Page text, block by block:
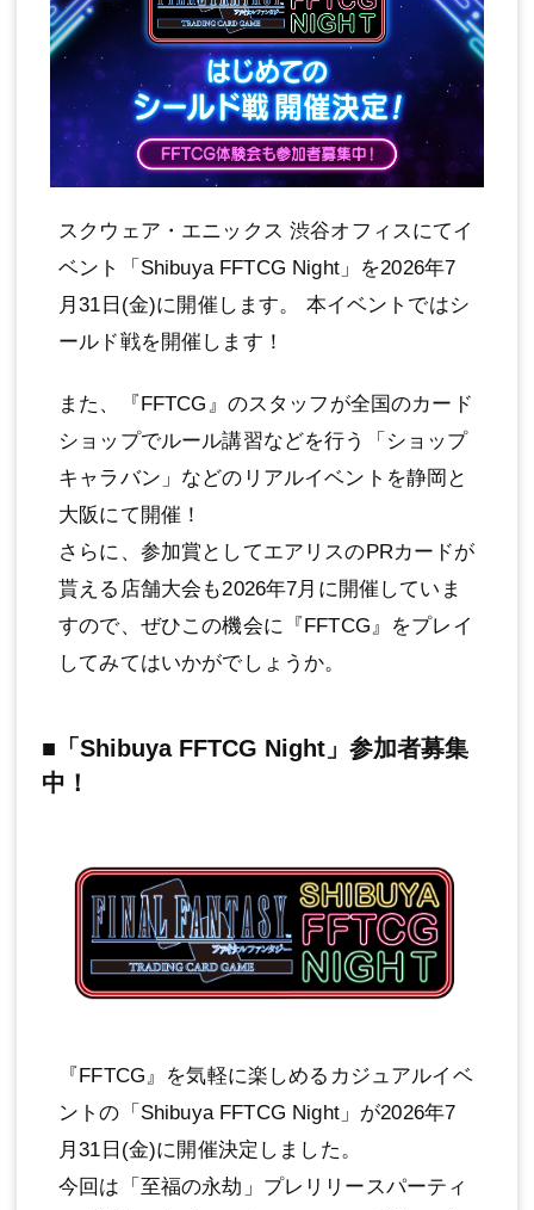
スクウェア・エニックス 渋谷オフィスにてイ
ベント「Shibuya FFTCG Night」を2026年7
月31日(金)に開催します。 本イベントではシ
ールド戦を開催します！
また、『FFTCG』のスタッフが全国のカード
ショップでルール講習などを行う「ショップ
キャラバン」などのリアルイベントを静岡と
大阪にて開催！
さらに、参加賞としてエアリスのPRカードが
貰える店舗大会も2026年7月に開催していま
すので、ぜひこの機会に『FFTCG』をプレイ
してみてはいかがでしょうか。
■「Shibuya FFTCG Night」参加者募集
中！
『FFTCG』を気軽に楽しめるカジュアルイベ
ントの「Shibuya FFTCG Night」が2026年7
月31日(金)に開催決定しました。
今回は「至福の永劫」プレリリースパーティ